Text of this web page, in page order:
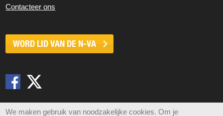
Contacteer ons
WORD LID VAN DE N-VA
Disclaimer Privacy Cookies Sitemap
We maken gebruik van noodzakelijke cookies. Om je